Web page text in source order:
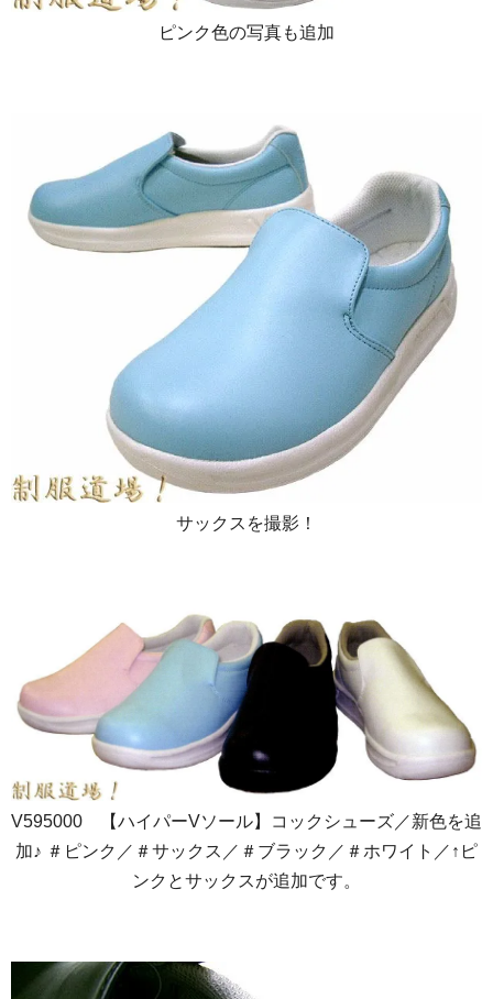
ピンク色の写真も追加
サックスを撮影！
V595000 【ハイパーVソール】コックシューズ／新色を追
加♪ ＃ピンク／＃サックス／＃ブラック／＃ホワイト／↑ピ
ンクとサックスが追加です。